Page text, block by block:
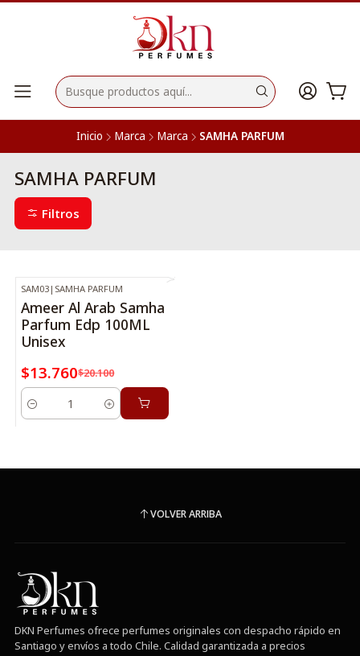
Inicio Marca Marca SAMHA PARFUM
SAMHA PARFUM
Filtros
-32% OFF
SAM03 | SAMHA PARFUM
Ameer Al Arab Samha
Parfum Edp 100ML
Unisex
$13.760$20.100
Cantidad
VOLVER ARRIBA
DKN Perfumes ofrece perfumes originales con despacho rápido en
Santiago y envíos a todo Chile. Calidad garantizada a precios